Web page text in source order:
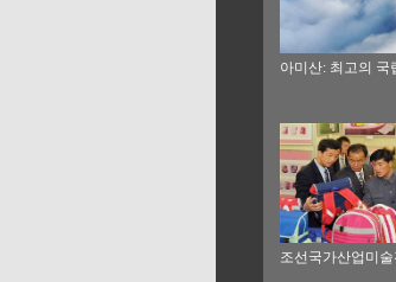
아미산: 최고의 국
조선국가산업미